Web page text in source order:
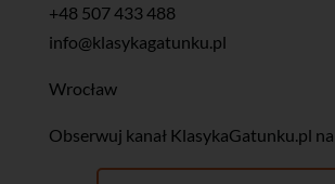
+48 507 433 488
info@klasykagatunku.pl
Wrocław
‎Obserwuj kanał KlasykaGatunku.pl na